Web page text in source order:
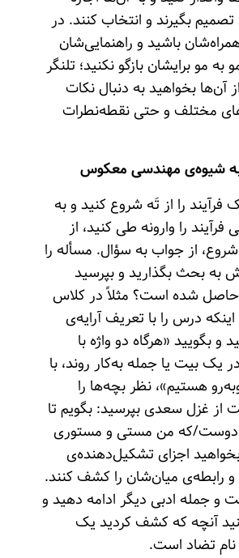
بگیرند و انتخاب کنند. در
باشید و راهنمایی‌شان
مو برایشان بازگو نکنید؛ تلنگر
آن‌ها بخواهید به دنبال نکات
مختلف و حتی نقطه‌نطرات
شیوه‌ی مهندسی معکوس
فرآیند را از تَه شروع کنید و به
را وارونه طی کنید، از
از جواب به سؤال. مسأله‌ را
به بحث بگذارید و بپرسید
شده است؟ مثلاً در کلاس
درس را با تعریف آرایه‌ی
و بگویید «هرگاه دو واژه با
یک بیت یا جمله به‌کار روند، با
هستیم»، نظر بچه‌ها را
از غزل سعدی بپرسید: بگویم تا
دوست/که من مستی و مستوری
بخواهید اجزای تشکیل‌دهنده‌ی
رابطه‌ی میان‌شان را کشف کنند.
و جمله ادبی دیگر ادامه دهید و
آنچه که کشف کردید یک
نام تضاد است.